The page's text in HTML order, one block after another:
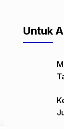
Untuk